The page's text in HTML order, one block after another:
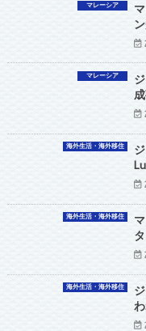
マレーシア
マレーシア
海外生活・海外移住
海外生活・海外移住
海外生活・海外移住